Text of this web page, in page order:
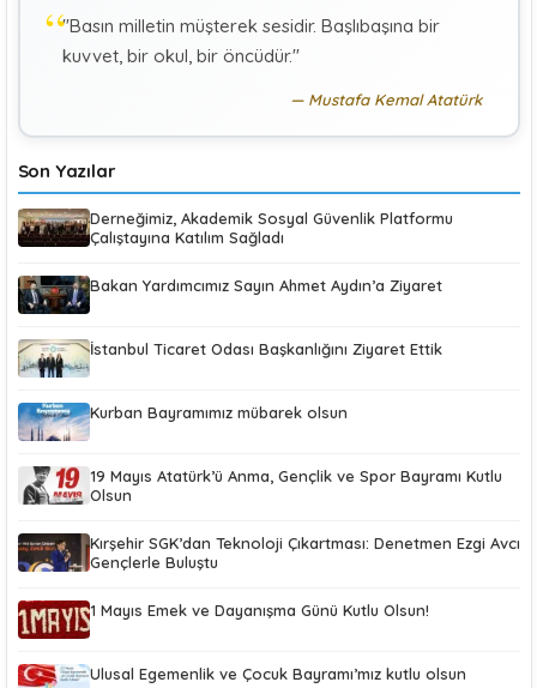
K KÜBRA KOÇ
Uluslararası Sosyal Politika Bağlamında İkili Sosyal
"Basın milletin müşterek sesidir. Başlıbaşına bir
kuvvet, bir okul, bir öncüdür."
Mustafa Kemal Atatürk
Son Yazılar
Derneğimiz, Akademik Sosyal Güvenlik Platformu
Çalıştayına Katılım Sağladı
Bakan Yardımcımız Sayın Ahmet Aydın’a Ziyaret
İstanbul Ticaret Odası Başkanlığını Ziyaret Ettik
Kurban Bayramımız mübarek olsun
19 Mayıs Atatürk’ü Anma, Gençlik ve Spor Bayramı Kutlu
Olsun
Kırşehir SGK’dan Teknoloji Çıkartması: Denetmen Ezgi Avcı
Gençlerle Buluştu
1 Mayıs Emek ve Dayanışma Günü Kutlu Olsun!
Ulusal Egemenlik ve Çocuk Bayramı’mız kutlu olsun